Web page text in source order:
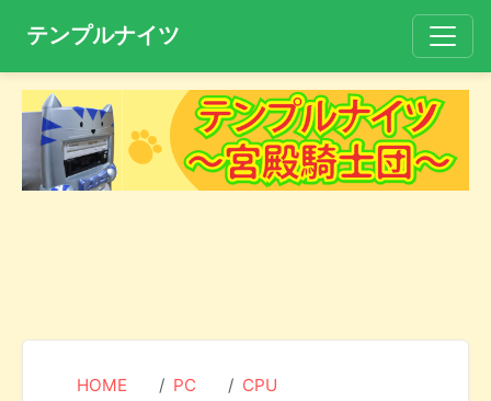
テンプルナイツ
HOME PC CPU